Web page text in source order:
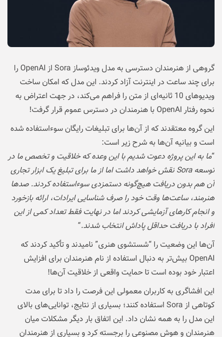
گروهی از هنرمندان دسترسی به مدل ویدئوساز Sora از OpenAI را
برای چند ساعت در اینترنت آزاد کردند. این مدل که امکان ساخت
ویدیوهای 10 ثانیه‌ای از متن را فراهم می‌کند، در جهت اعتراض به
نحوه رفتار OpenAI با هنرمندان در دسترس عموم قرار گرفت!
این گروه معتقدند که از آن‌ها برای تبلیغات رایگان سوءاستفاده شده
است و بیانیه‌ آن‌ها به شرح زیر است:
“ما به این پروژه دعوت شدیم با این وعده که خلاقیت و تخصص ما در
توسعه Sora نقش خواهد داشت اما از ما برای تبلیغ یک ابزار تجاری
آن هم بدون دریافت هیچ‌گونه دستمزدی سوءاستفاده کردند. صدها
هنرمند، ساعت‌ها وقت خود را صرف شناسایی ایرادات، ارائه بازخورد
و انجام کارهای آزمایشی کردند اما در نهایت فقط تعداد کمی از این
افراد با دریافت حداقل پاداش انتخاب شدند.“
آن‌ها این وضعیت را “شستشوی هنری” نامیدند و تأکید کردند که
OpenAI بیش‌تر به دنبال استفاده از نام هنرمندان برای افزایش
اعتبار خود بوده است تا حمایت واقعی از خلاقیت آن‌ها!
این افشاگری به کاربران معمولی این فرصت را داد تا برای مدت
کوتاهی از Sora استفاده کنند؛ بسیاری از نتایج، توانایی‌های بالای
این مدل را به همه نشان داد. این اتفاق بار دیگر مشکلات میان
هنرمندان و هوش مصنوعی را برجسته کرد و بسیاری از هنرمندان